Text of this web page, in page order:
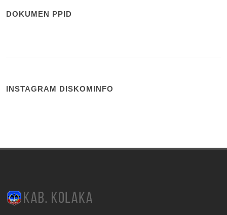
DOKUMEN PPID
INSTAGRAM DISKOMINFO